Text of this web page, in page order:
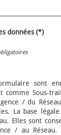
données (*)
sont
comme Sous-
/ du
La base
Elles sont
/ au